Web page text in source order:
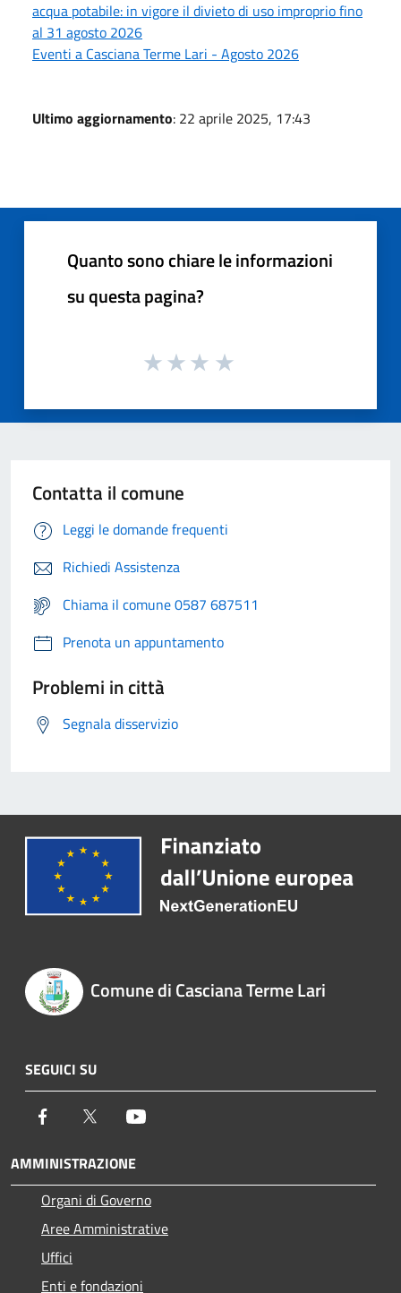
acqua potabile: in vigore il divieto di uso improprio fino
al 31 agosto 2026
Eventi a Casciana Terme Lari - Agosto 2026
Ultimo aggiornamento: 22 aprile 2025, 17:43
Quanto sono chiare le informazioni
su questa pagina?
Contatta il comune
Leggi le domande frequenti
Richiedi Assistenza
Chiama il comune 0587 687511
Prenota un appuntamento
Problemi in città
Segnala disservizio
Comune di Casciana Terme Lari
SEGUICI SU
Facebook Twitter
AMMINISTRAZIONE
Organi di Governo
Aree Amministrative
Uffici
Enti e fondazioni